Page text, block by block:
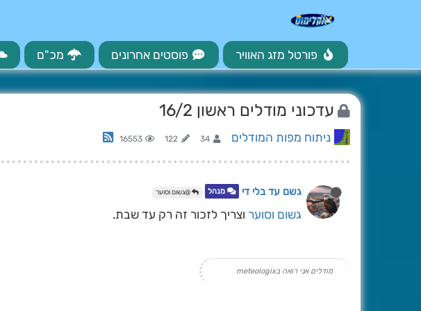
פורטל מזג האוויר פוסטים אחרונים מכ"ם
עדכוני מודלים ראשון 16/2
ניתוח מפות המודלים 34
122
16553
גשם עד בלי די מנהל @גשום וסוער
גשום וסוער וצריך לזכור זה רק עד שבת.
מודלים אני רואה בmeteologix